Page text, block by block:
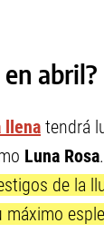
abril?
llena tendrá
Luna Rosa
de la